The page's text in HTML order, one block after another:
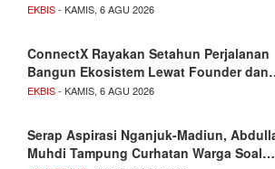
EKBIS- KAMIS, 6 AGU 2026
ConnectX Rayakan Setahun Perjalanan
Bangun Ekosistem Lewat Founder
EKBIS- KAMIS, 6 AGU 2026
Serap Aspirasi Nganjuk-Madiun,
Muhdi Tampung Curhatan Warga Soal…